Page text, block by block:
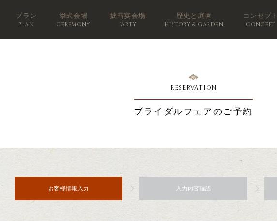
プラン
PLAN
挙式会場
CEREMONY
披露宴会場
PARTY
歴史と庭園
HISTORY & GARDEN
コンセプト
CONCEPT
RESERVATION
ブライダルフェアのご予約
お客様情報入力 入力内容確認